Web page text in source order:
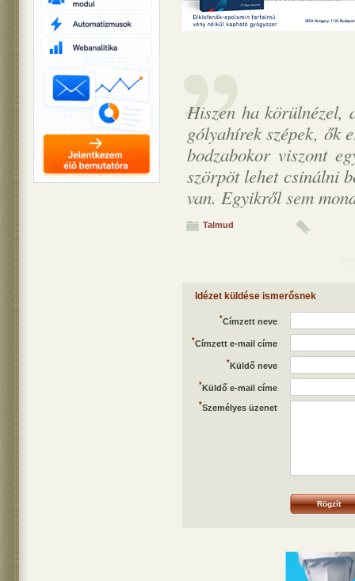
Hiszen ha körülnézel,
gólyahírek szépek, ők
bodzabokor viszont
szörpöt lehet csinálni
van. Egyikről sem
Talmud
Idézet küldése ismerősnek
*Címzett neve
*Címzett e-mail címe
*Küldő neve
*Küldő e-mail címe
*Személyes üzenet
Rögzít